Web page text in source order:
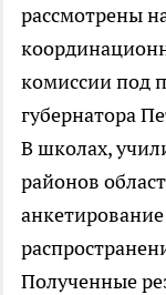
рассмотрены
комиссии под
губернатора
В школах,
районов
Полученные